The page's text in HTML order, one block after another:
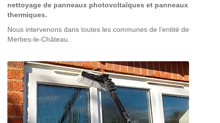
nettoyage de panneaux photovoltaïques et panneaux
thermiques.
Nous intervenons dans toutes les communes de l’entité de
Merbes-le-Château.